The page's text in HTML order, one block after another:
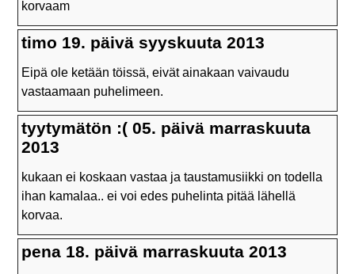
korvaam
timo 19. päivä syyskuuta 2013
Eipä ole ketään töissä, eivät ainakaan vaivaudu
vastaamaan puhelimeen.
tyytymätön :( 05. päivä marraskuuta
2013
kukaan ei koskaan vastaa ja taustamusiikki on todella
ihan kamalaa.. ei voi edes puhelinta pitää lähellä
korvaa.
pena 18. päivä marraskuuta 2013